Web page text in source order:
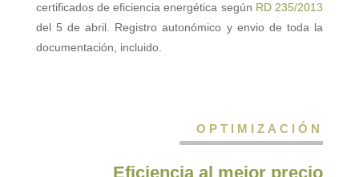
certificados de eficiencia energética según RD 235/2013
del 5 de abril. Registro autonómico y envio de toda la
documentación, incluido.
OPTIMIZACIÓN
Eficiencia al mejor precio